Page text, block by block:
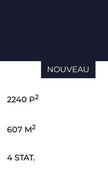
2240 P2
607 M2
4 STAT.
NOUVEAU